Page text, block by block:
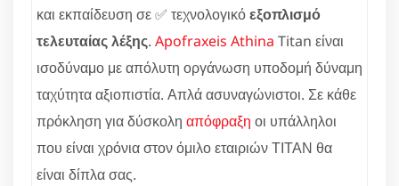
και εκπαίδευση σε ✅ τεχνολογικόεξοπλισμό
τελευταίας λέξης. Apofraxeis Athina Titan είναι
ισοδύναμο με απόλυτη οργάνωση υποδομή δύναμη
ταχύτητα αξιοπιστία. Απλά ασυναγώνιστοι. Σε κάθε
πρόκληση για δύσκολη απόφραξη οι υπάλληλοι
που είναι χρόνια στον όμιλο εταιριών ΤΙΤΑΝ θα
είναι δίπλα σας.